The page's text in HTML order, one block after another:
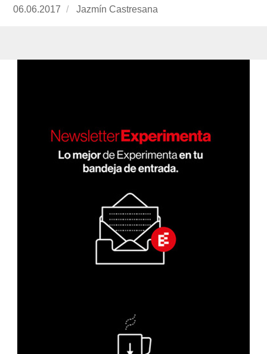
Publicado
06.06.2017
https://www.experimenta.es/author/jazmin-
Jazmín Castresana